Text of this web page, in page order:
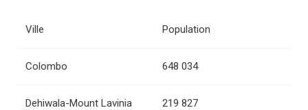
Ville Population
Colombo 648 034
Dehiwala-Mount Lavinia 219 827